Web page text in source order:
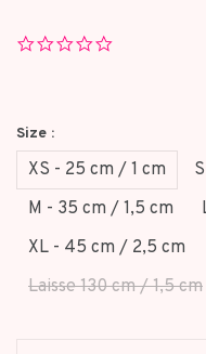
Size :
XS - 25 cm / 1 cm
M - 35 cm / 1,5 cm
XL - 45 cm / 2,5 cm
Laisse 130 cm / 1,5 cm